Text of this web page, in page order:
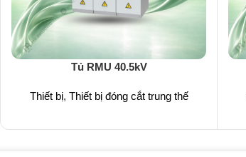
Tủ RMU 40.5kV
Thiết bị, Thiết bị đóng cắt trung thế